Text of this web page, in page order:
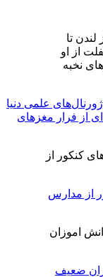
علمی دنیا
از فرار مغزهای
از مدارس
ضعیف